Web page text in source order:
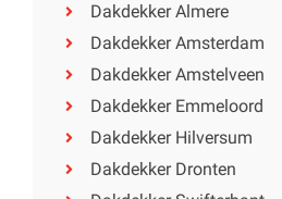
Dakdekker Almere
Dakdekker Amsterdam
Dakdekker Amstelveen
Dakdekker Emmeloord
Dakdekker Hilversum
Dakdekker Dronten